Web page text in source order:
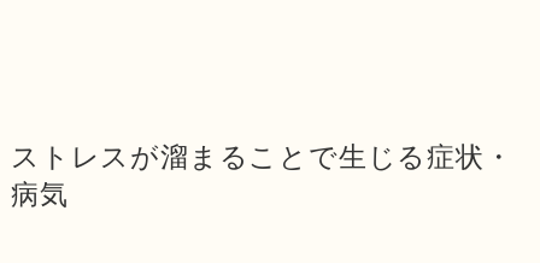
ストレスが溜まることで生じる症状・
病気